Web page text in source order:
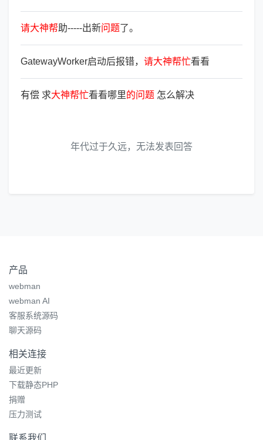
请大神帮助-----出新问题了。
GatewayWorker启动后报错， 请大神帮忙看看
有偿 求大神帮忙看看哪里的问题 怎么解决
年代过于久远，无法发表回答
产品
webman
webman AI
客服系统源码
聊天源码
相关连接
最近更新
下载静态PHP
捐赠
压力测试
联系我们